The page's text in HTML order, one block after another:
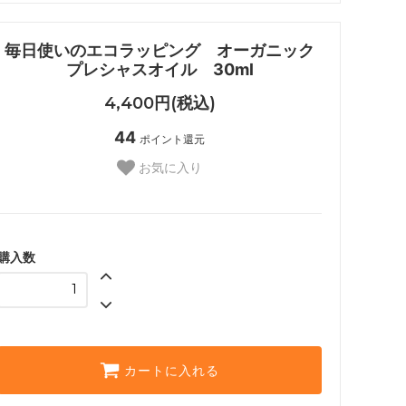
毎日使いのエコラッピング オーガニック
プレシャスオイル 30ml
4,400円(税込)
44 ポイント還元
お気に入り
入数
カートに入れる